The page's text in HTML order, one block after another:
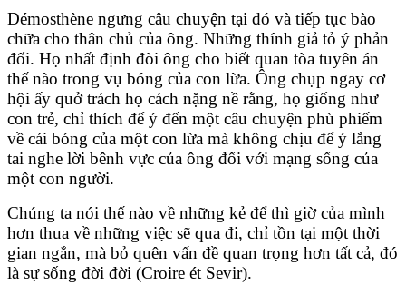
Démosthène ngưng câu chuyện tại đó và tiếp tục bào
chữa cho thân chủ của ông. Những thính giả tỏ ý phản
đối. Họ nhất định đòi ông cho biết quan tòa tuyên án
thế nào trong vụ bóng của con lừa. Ông chụp ngay cơ
hội ấy quở trách họ cách nặng nề rằng, họ giống như
con trẻ, chỉ thích để ý đến một câu chuyện phù phiếm
về cái bóng của một con lừa mà không chịu để ý lắng
tai nghe lời bênh vực của ông đối với mạng sống của
một con người.
Chúng ta nói thế nào về những kẻ để thì giờ của mình
hơn thua về những việc sẽ qua đi, chỉ tồn tại một thời
gian ngắn, mà bỏ quên vấn đề quan trọng hơn tất cả, đó
là sự sống đời đời (Croire ét Sevir).